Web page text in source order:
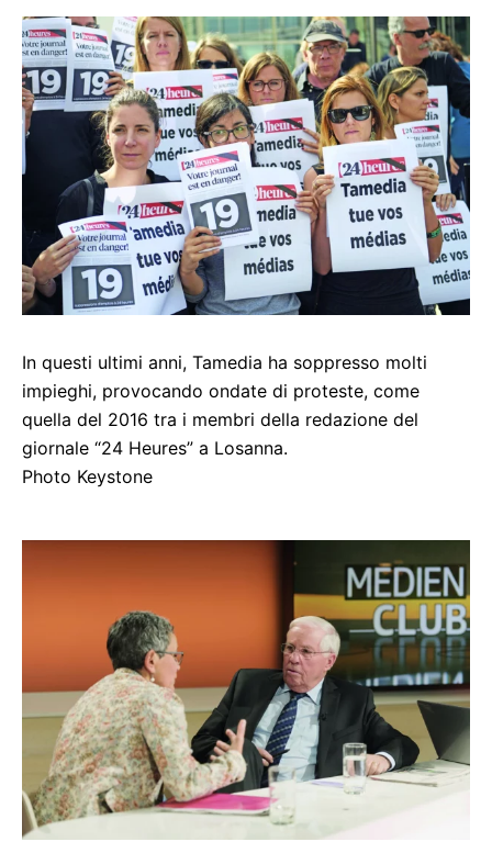
In questi ultimi anni, Tamedia ha soppresso molti
impieghi, provocando ondate di proteste, come
quella del 2016 tra i membri della redazione del
giornale “24 Heures” a Losanna.
Photo Keystone